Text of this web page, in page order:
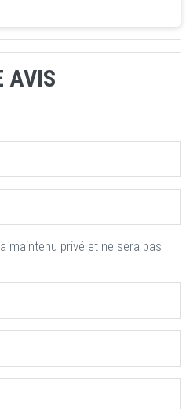
AVIS
maintenu privé et ne sera pas